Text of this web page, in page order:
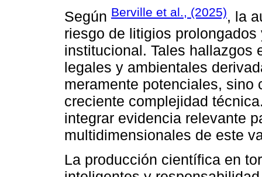
Según Berville et al., (2025), la
riesgo de litigios
institucional. Tales hallazgos
legales y ambientales
meramente potenciales, sino
creciente complejidad
integrar evidencia relevante
multidimensionales de este
La producción científica en